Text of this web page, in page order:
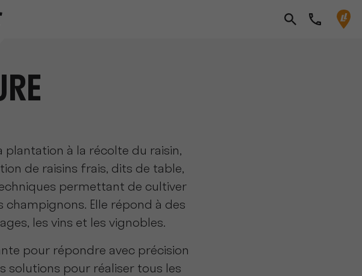
plantation à la récolte du raisin,
de raisins frais, dits de table,
permettant de cultiver
Elle répond à des
les vins et les vignobles.
pour répondre avec précision
solutions pour réaliser tous les